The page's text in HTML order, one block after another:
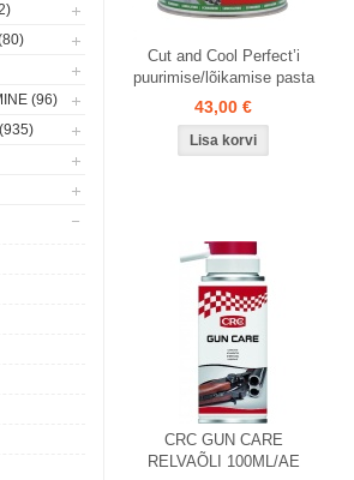
(96)
Cut and Cool Perfect’i
puurimise/lõikamise pasta
43,00 €
CRC GUN CARE
RELVAÕLI 100ML/AE